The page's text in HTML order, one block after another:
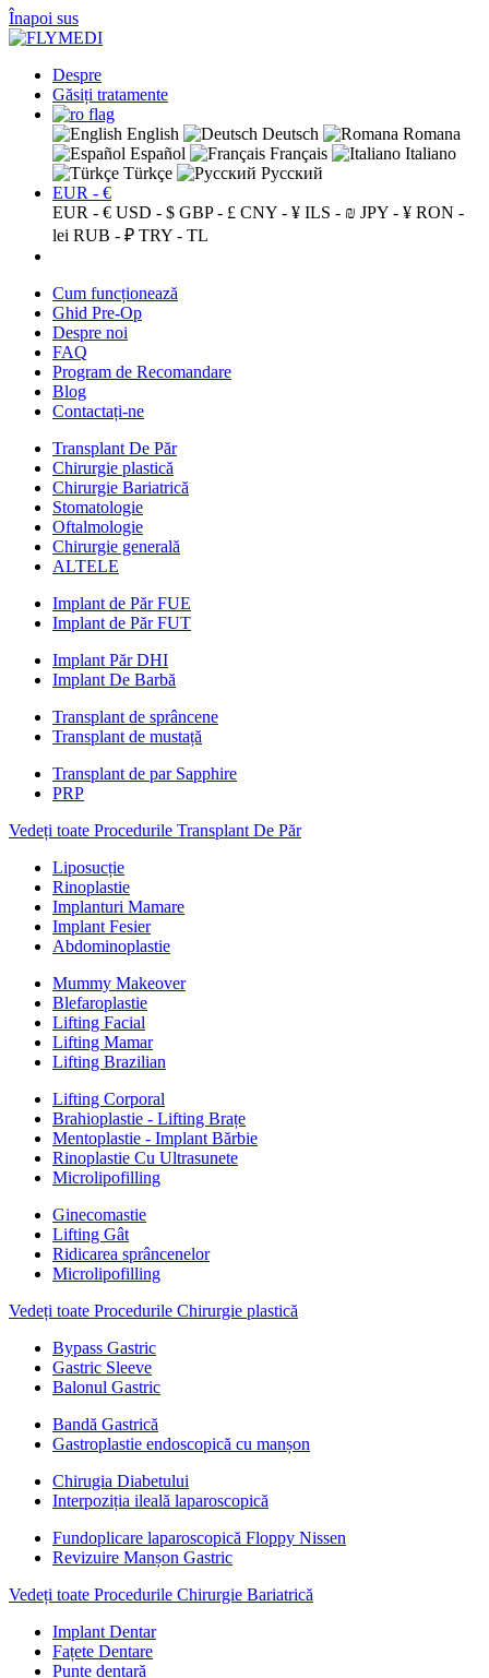
Înapoi sus
Despre
Găsiți tratamente
English Deutsch
Romana
Español
Français
Italiano
Türkçe
Русский
EUR - €
EUR - € USD - $ GBP - £ CNY - ¥ ILS - ₪ JPY - ¥ RON -
lei RUB - ₽ TRY - TL
Cum funcționează
Ghid Pre-Op
Despre noi
FAQ
Program de Recomandare
Blog
Contactați-ne
Transplant De Păr
Chirurgie plastică
Chirurgie Bariatrică
Stomatologie
Oftalmologie
Chirurgie generală
ALTELE
Implant de Păr FUE
Implant de Păr FUT
Implant Păr DHI
Implant De Barbă
Transplant de sprâncene
Transplant de mustață
Transplant de par Sapphire
PRP
Vedeți toate Procedurile Transplant De Păr
Liposucție
Rinoplastie
Implanturi Mamare
Implant Fesier
Abdominoplastie
Mummy Makeover
Blefaroplastie
Lifting Facial
Lifting Mamar
Lifting Brazilian
Lifting Corporal
Brahioplastie - Lifting Brațe
Mentoplastie - Implant Bărbie
Rinoplastie Cu Ultrasunete
Microlipofilling
Ginecomastie
Lifting Gât
Ridicarea sprâncenelor
Microlipofilling
Vedeți toate Procedurile Chirurgie plastică
Bypass Gastric
Gastric Sleeve
Balonul Gastric
Bandă Gastrică
Gastroplastie endoscopică cu manșon
Chirugia Diabetului
Interpoziția ileală laparoscopică
Fundoplicare laparoscopică Floppy Nissen
Revizuire Manșon Gastric
Vedeți toate Procedurile Chirurgie Bariatrică
Implant Dentar
Fațete Dentare
Punte dentară